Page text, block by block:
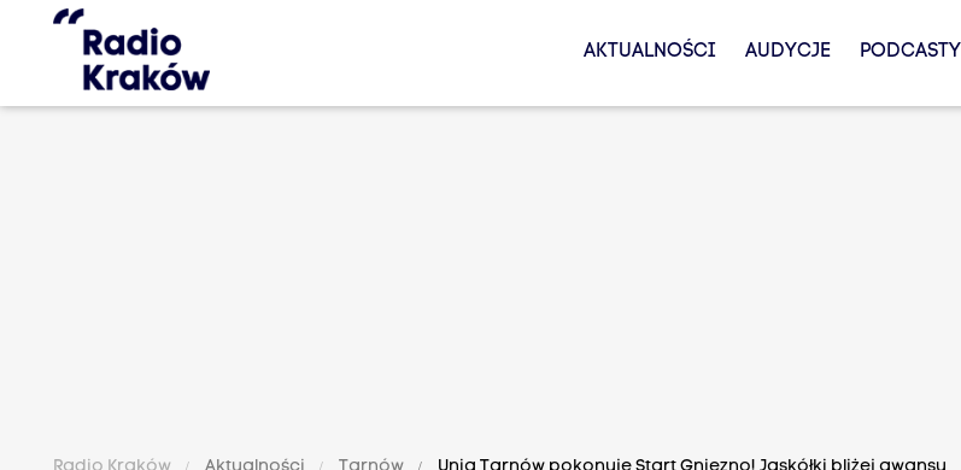
AKTUALNOŚCI AUDYCJE PODCASTY